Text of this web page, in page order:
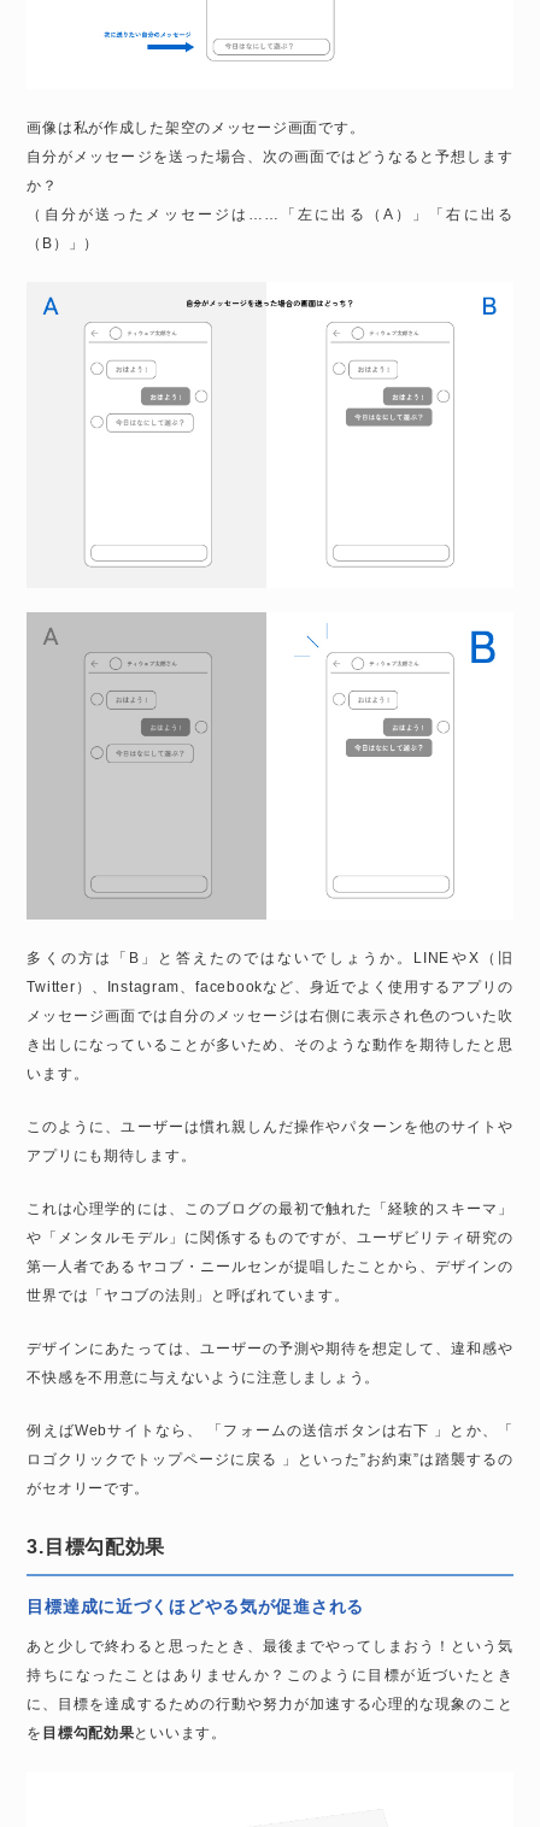
画像は私が作成した架空のメッセージ画面です。
自分がメッセージを送った場合、次の画面ではどうなると予想します
か？
（自分が送ったメッセージは……「左に出る（A）」「右に出る
（B）」）
多くの方は「B」と答えたのではないでしょうか。LINEやX（旧
Twitter）、Instagram、facebookなど、身近でよく使用するアプリの
メッセージ画面では自分のメッセージは右側に表示され色のついた吹
き出しになっていることが多いため、そのような動作を期待したと思
います。
このように、ユーザーは慣れ親しんだ操作やパターンを他のサイトや
アプリにも期待します。
これは心理学的には、このブログの最初で触れた「経験的スキーマ」
や「メンタルモデル」に関係するものですが、ユーザビリティ研究の
第一人者であるヤコブ・ニールセンが提唱したことから、デザインの
世界では「ヤコブの法則」と呼ばれています。
デザインにあたっては、ユーザーの予測や期待を想定して、違和感や
不快感を不用意に与えないように注意しましょう。
例えばWebサイトなら、 「フォームの送信ボタンは右下 」とか、「
ロゴクリックでトップページに戻る 」といった”お約束”は踏襲するの
がセオリーです。
3.目標勾配効果
目標達成に近づくほどやる気が促進される
あと少しで終わると思ったとき、最後までやってしまおう！という気
持ちになったことはありませんか？このように目標が近づいたとき
に、目標を達成するための行動や努力が加速する心理的な現象のこと
を 目標勾配効果といいます。